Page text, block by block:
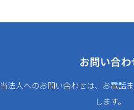
お問い合わ
当法人へのお問い合わせは、お電話
します。